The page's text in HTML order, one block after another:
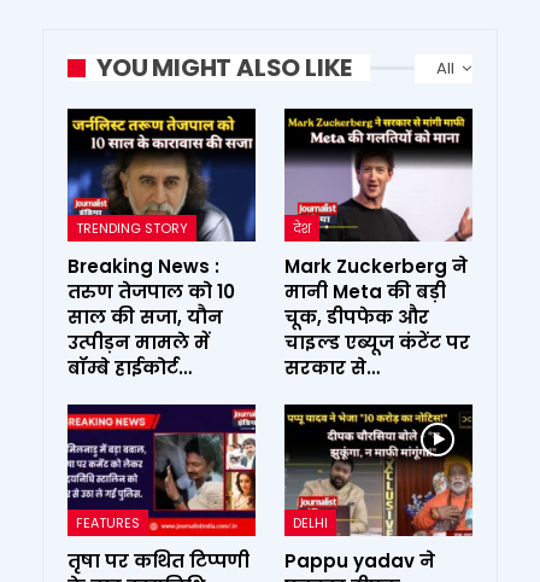
All
YOU MIGHT ALSO LIKE
TRENDING STORY
Breaking News :
तरुण तेजपाल को 10
साल की सजा, यौन
उत्पीड़न मामले में
बॉम्बे हाईकोर्ट…
देश
Mark Zuckerberg ने
मानी Meta की बड़ी
चूक, डीपफेक और
चाइल्ड एब्यूज कंटेंट पर
सरकार से…
FEATURES
तृषा पर कथित टिप्पणी
DELHI
Pappu yadav ने